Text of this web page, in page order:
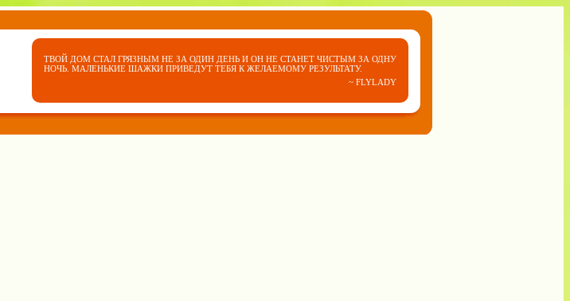
ТВОЙ ДОМ СТАЛ ГРЯЗНЫМ НЕ ЗА ОДИН ДЕНЬ И ОН НЕ СТАНЕТ ЧИСТЫМ ЗА ОДНУ
НОЧЬ. МАЛЕНЬКИЕ ШАЖКИ ПРИВЕДУТ ТЕБЯ К ЖЕЛАЕМОМУ РЕЗУЛЬТАТУ.
~ FLYLADY